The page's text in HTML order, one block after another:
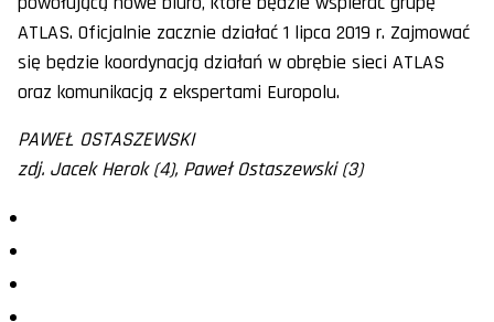
ATLAS. Oficjalnie zacznie działać 1 lipca 2019 r. Zajmować
się będzie koordynacją działań w obrębie sieci ATLAS
oraz komunikacją z ekspertami Europolu.
PAWEŁ OSTASZEWSKI
zdj. Jacek Herok (4), Paweł Ostaszewski (3)